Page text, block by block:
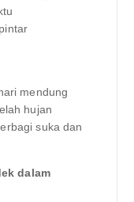
mendung
hujan
suka dan
dalam